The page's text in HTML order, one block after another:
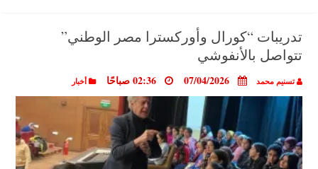
تدريبات “كورال وأوركسترا مصر الوطني”
تتواصل بالأنفوشي
تسنيم محمد 07/04/2026 02:36 صباحًا أخبار